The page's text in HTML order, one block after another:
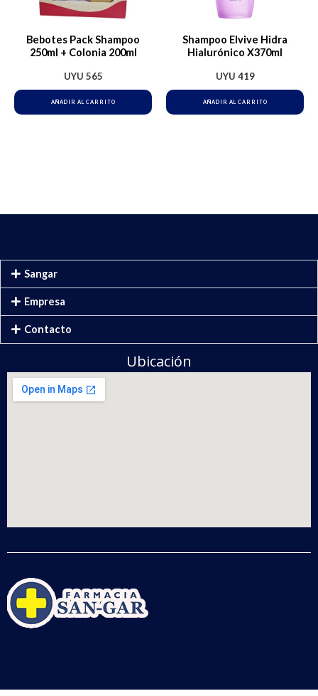
Bebotes Pack Shampoo
250ml + Colonia 200ml
UYU 565
AÑADIR AL CARRITO
Shampoo Elvive Hidra
Hialurónico X370ml
UYU 419
AÑADIR AL CARRITO
Sangar
Empresa
Contacto
Ubicación